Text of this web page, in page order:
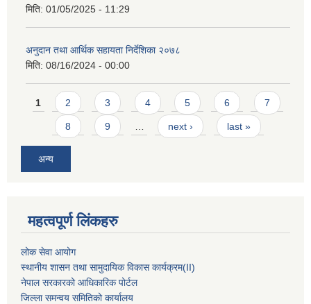
मिति: 01/05/2025 - 11:29
अनुदान तथा आर्थिक सहायता निर्देशिका २०७८
मिति: 08/16/2024 - 00:00
Pages
1 2 3 4 5 6 7
8 9 … next › last »
अन्य
महत्वपूर्ण लिंकहरु
लोक सेवा आयोग
स्थानीय शासन तथा सामुदायिक विकास कार्यक्रम(II)
नेपाल सरकारको आधिकारिक पोर्टल
जिल्ला समन्वय समितिको कार्यालय